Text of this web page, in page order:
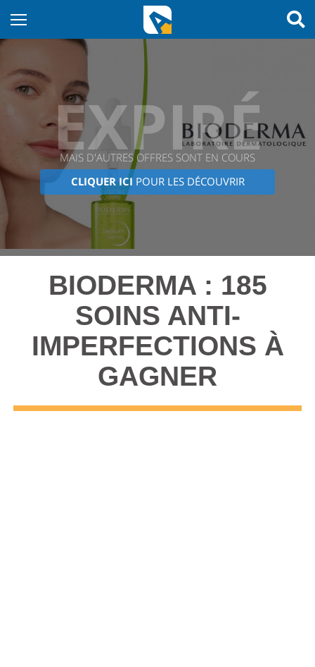
EXPIRÉ
MAIS D'AUTRES OFFRES SONT EN COURS
CLIQUER ICIPOUR LES DÉCOUVRIR
BIODERMA : 185
SOINS ANTI-
IMPERFECTIONS À
GAGNER